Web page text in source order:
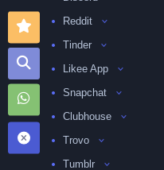
Reddit
Tinder
Likee App
Snapchat
Clubhouse
Trovo
Tumblr